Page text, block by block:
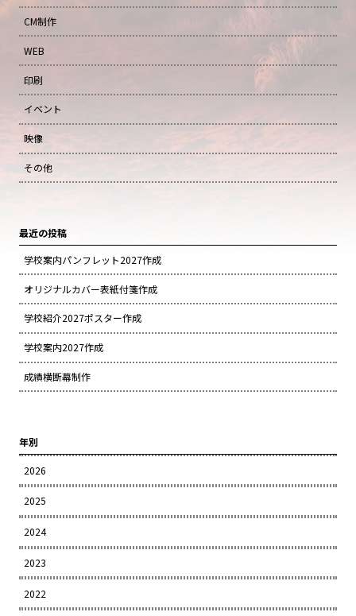
CM制作
WEB
印刷
イベント
映像
その他
最近の投稿
学校案内パンフレット2027作成
オリジナルカバー表紙付箋作成
学校紹介2027ポスター作成
学校案内2027作成
成績横断幕制作
年別
2026
2025
2024
2023
2022